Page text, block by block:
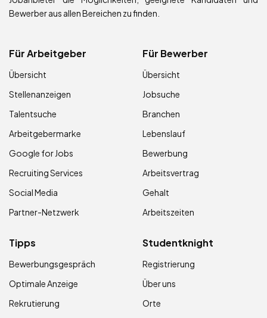
Bewerber aus allen Bereichen zu finden.
Für Arbeitgeber
Übersicht
Stellenanzeigen
Talentsuche
Arbeitgebermarke
Google for Jobs
Recruiting Services
Social Media
Partner-Netzwerk
Für Bewerber
Übersicht
Jobsuche
Branchen
Lebenslauf
Bewerbung
Arbeitsvertrag
Gehalt
Arbeitszeiten
Tipps
Bewerbungsgespräch
Optimale Anzeige
Rekrutierung
Studentknight
Registrierung
Über uns
Orte